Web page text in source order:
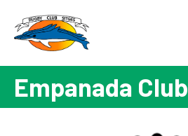
Empanada Club